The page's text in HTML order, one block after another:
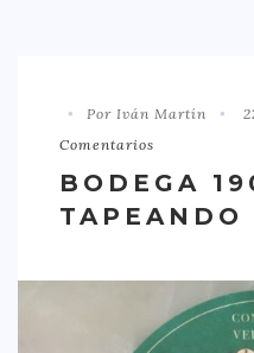
DISTRITO RETIRO
TIPO DE COMIDA
AMERICANA
Por Iván Martín
Comentarios
BODEGA
TAPEANDO